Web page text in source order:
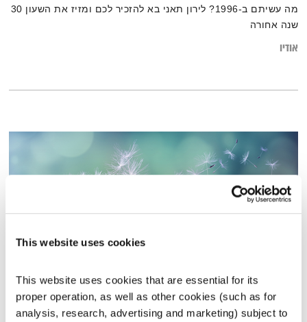
This website uses cookies
This website uses cookies that are essential for its
proper operation, as well as other cookies (such as for
analysis, research, advertising and marketing) subject to
מה עשיתם ב-1996? לירון תאני בא להזכיר לכם ומזיז את השעון 30
שנה אחורה
אודיו
כי באדם אאמין
אברום בורג